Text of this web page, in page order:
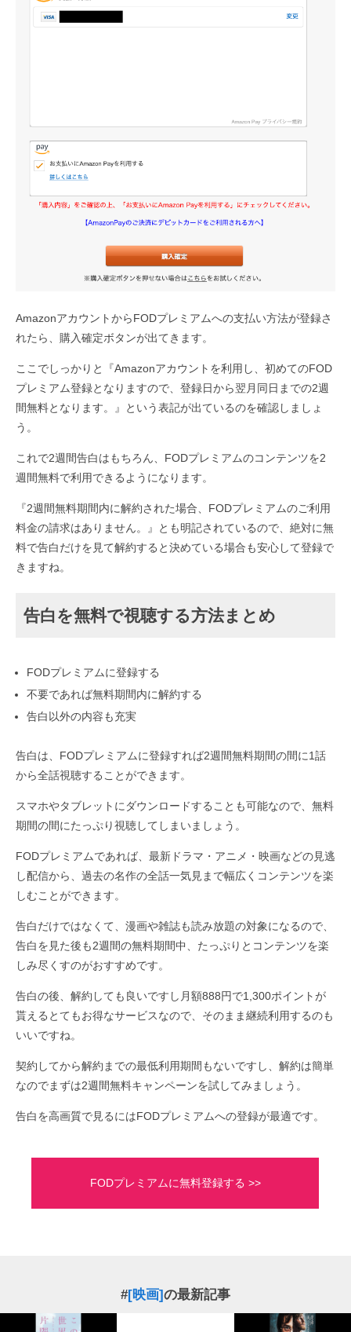
AmazonアカウントからFODプレミアムへの支払い方法が登録さ
れたら、購入確定ボタンが出てきます。
ここでしっかりと『Amazonアカウントを利用し、初めてのFOD
プレミアム登録となりますので、登録日から翌月同日までの2週
間無料となります。』という表記が出ているのを確認しましょ
う。
これで2週間告白はもちろん、FODプレミアムのコンテンツを2
週間無料で利用できるようになります。
『2週間無料期間内に解約された場合、FODプレミアムのご利用
料金の請求はありません。』とも明記されているので、絶対に無
料で告白だけを見て解約すると決めている場合も安心して登録で
きますね。
告白を無料で視聴する方法まとめ
FODプレミアムに登録する
不要であれば無料期間内に解約する
告白以外の内容も充実
告白は、FODプレミアムに登録すれば2週間無料期間の間に1話
から全話視聴することができます。
スマホやタブレットにダウンロードすることも可能なので、無料
期間の間にたっぷり視聴してしまいましょう。
FODプレミアムであれば、最新ドラマ・アニメ・映画などの見逃
し配信から、過去の名作の全話一気見まで幅広くコンテンツを楽
しむことができます。
告白だけではなくて、漫画や雑誌も読み放題の対象になるので、
告白を見た後も2週間の無料期間中、たっぷりとコンテンツを楽
しみ尽くすのがおすすめです。
告白の後、解約しても良いですし月額888円で1,300ポイントが
貰えるとてもお得なサービスなので、そのまま継続利用するのも
いいですね。
契約してから解約までの最低利用期間もないですし、解約は簡単
なのでまずは2週間無料キャンペーンを試してみましょう。
告白を高画質で見るにはFODプレミアムへの登録が最適です。
FODプレミアムに無料登録する >>
#[映画]の最新記事